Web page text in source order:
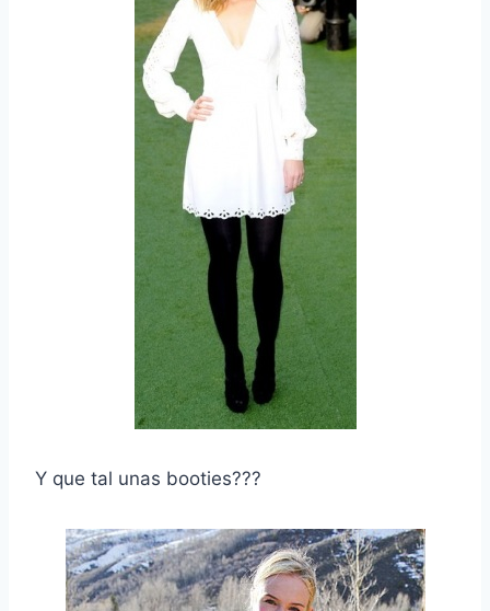
Y que tal unas booties???